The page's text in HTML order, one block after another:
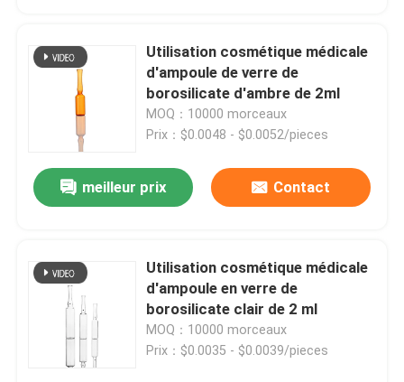
Produits
À propos de nous
Utilisation cosmétique médicale
d'ampoule de verre de
borosilicate d'ambre de 2ml
MOQ：10000 morceaux
Prix：$0.0048 - $0.0052/pieces
meilleur prix Contact
Utilisation cosmétique médicale
d'ampoule en verre de
borosilicate clair de 2 ml
MOQ：10000 morceaux
Prix：$0.0035 - $0.0039/pieces